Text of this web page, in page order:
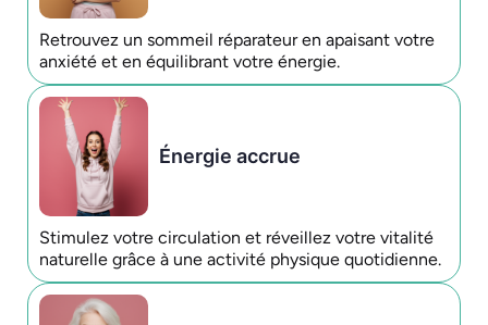
Retrouvez un sommeil réparateur en apaisant votre
anxiété et en équilibrant votre énergie.
Énergie accrue
Stimulez votre circulation et réveillez votre vitalité
naturelle grâce à une activité physique quotidienne.